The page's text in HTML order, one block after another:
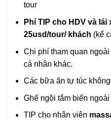
tour
Phí TIP cho HDV và lái
25usd/tour/ khách (kể
Chi phí tham quan
cá nhân khác.
Các bữa ăn tự túc
Ghế ngồi tắm biển
TIP cho nhân viên